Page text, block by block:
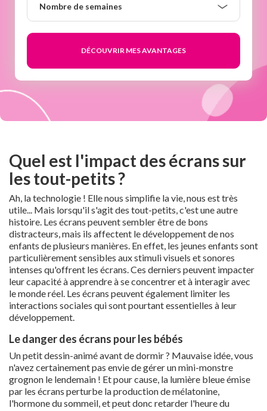
semaines
Nombre de semaines
Quel est l'impact des écrans sur
les tout-petits ?
Ah, la technologie ! Elle nous simplifie la vie, nous est très
utile... Mais lorsqu'il s'agit des tout-petits, c'est une autre
histoire. Les écrans peuvent sembler être de bons
distracteurs, mais ils affectent le développement de nos
enfants de plusieurs manières. En effet, les jeunes enfants sont
particulièrement sensibles aux stimuli visuels et sonores
intenses qu'offrent les écrans. Ces derniers peuvent impacter
leur capacité à apprendre à se concentrer et à interagir avec
le monde réel. Les écrans peuvent également limiter les
interactions sociales qui sont pourtant essentielles à leur
développement.
Le danger des écrans pour les bébés
Un petit dessin-animé avant de dormir ? Mauvaise idée, vous
n'avez certainement pas envie de gérer un mini-monstre
grognon le lendemain ! Et pour cause, la lumière bleue émise
par les écrans perturbe la production de mélatonine,
l'hormone du sommeil, et peut donc retarder l'heure du